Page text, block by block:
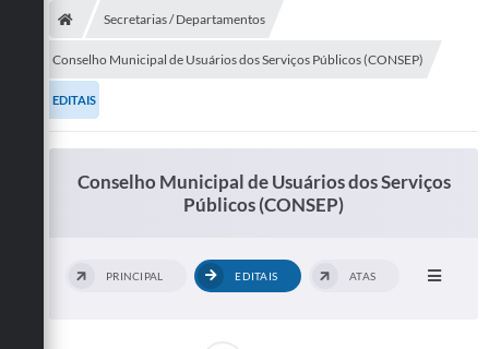
Secretarias
Telefones
Licitações
Concursos e Processos Seletivos
Secretarias / Departamentos
Conselho Municipal de Usuários dos Serviços Públicos (CONSEP)
EDITAIS
Conselho Municipal de Usuários dos Serviços
Públicos (CONSEP)
PRINCIPAL EDITAIS ATAS